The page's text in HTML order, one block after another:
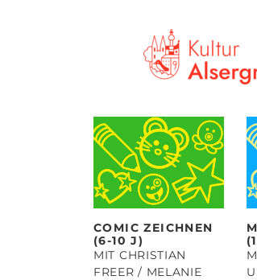
COMIC ZEICHNEN
(6-10 J)
MIT CHRISTIAN
FREER / MELANIE